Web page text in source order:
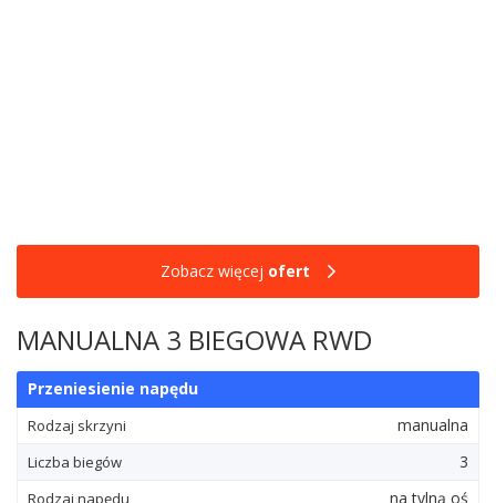
Zobacz więcej ofert
MANUALNA 3 BIEGOWA RWD
Przeniesienie napędu
Rodzaj skrzyni manualna
Liczba biegów 3
Rodzaj napędu na tylną oś